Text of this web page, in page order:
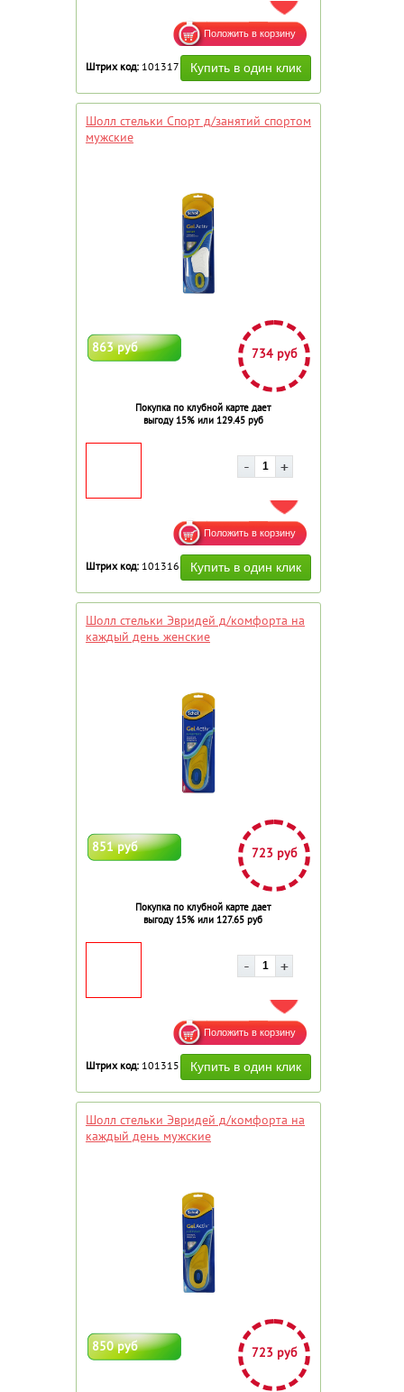
Штрих код: 101317
Шолл стельки Спорт д/занятий спортом
мужские
863 руб 734 руб
Покупка по клубной карте дает
выгоду 15% или 129.45 руб
ДОБАВИТЬ В ИЗБРАННОЕ
Штрих код: 101316
Шолл стельки Эвридей д/комфорта на
каждый день женские
851 руб 723 руб
Покупка по клубной карте дает
выгоду 15% или 127.65 руб
ДОБАВИТЬ В ИЗБРАННОЕ
Штрих код: 101315
Шолл стельки Эвридей д/комфорта на
каждый день мужские
850 руб 723 руб